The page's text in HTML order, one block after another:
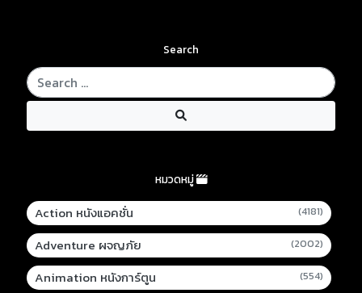
Search
หมวดหมู่
Action หนังแอคชั่น (4181)
Adventure ผจญภัย (2002)
Animation หนังการ์ตูน (554)